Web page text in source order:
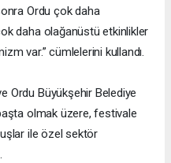
Ordu çok daha
daha olağanüstü etkinlikler
var.” cümlelerini kullandı.
Ordu Büyükşehir Belediye
olmak üzere, festivale
ile özel sektör